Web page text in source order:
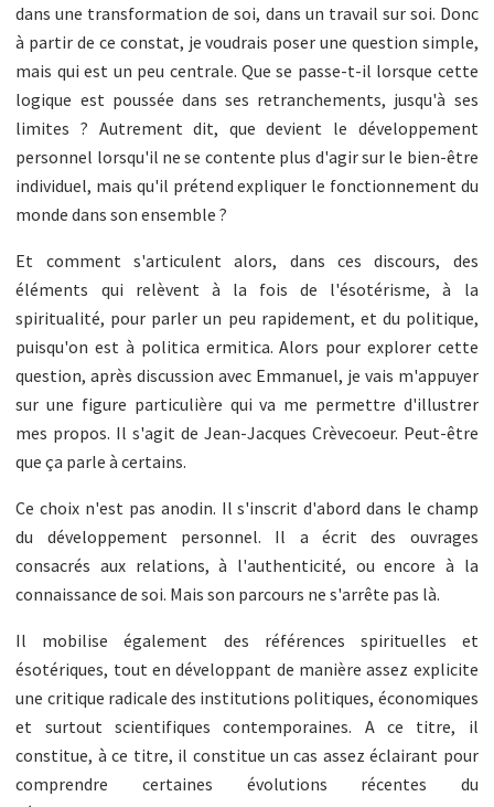
dans une transformation de soi, dans un travail sur soi. Donc
à partir de ce constat, je voudrais poser une question simple,
mais qui est un peu centrale. Que se passe-t-il lorsque cette
logique est poussée dans ses retranchements, jusqu'à ses
limites ? Autrement dit, que devient le développement
personnel lorsqu'il ne se contente plus d'agir sur le bien-être
individuel, mais qu'il prétend expliquer le fonctionnement du
monde dans son ensemble ?
Et comment s'articulent alors, dans ces discours, des
éléments qui relèvent à la fois de l'ésotérisme, à la
spiritualité, pour parler un peu rapidement, et du politique,
puisqu'on est à politica ermitica. Alors pour explorer cette
question, après discussion avec Emmanuel, je vais m'appuyer
sur une figure particulière qui va me permettre d'illustrer
mes propos. Il s'agit de Jean-Jacques Crèvecoeur. Peut-être
que ça parle à certains.
Ce choix n'est pas anodin. Il s'inscrit d'abord dans le champ
du développement personnel. Il a écrit des ouvrages
consacrés aux relations, à l'authenticité, ou encore à la
connaissance de soi. Mais son parcours ne s'arrête pas là.
Il mobilise également des références spirituelles et
ésotériques, tout en développant de manière assez explicite
une critique radicale des institutions politiques, économiques
et surtout scientifiques contemporaines. A ce titre, il
constitue, à ce titre, il constitue un cas assez éclairant pour
comprendre certaines évolutions récentes du